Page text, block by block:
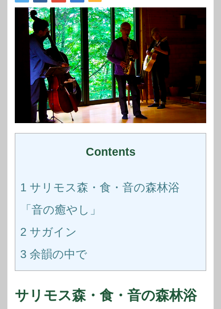
Contents
1 サリモス森・食・音の森林浴
「音の癒やし」
2 サガイン
3 余韻の中で
サリモス森・食・音の森林浴